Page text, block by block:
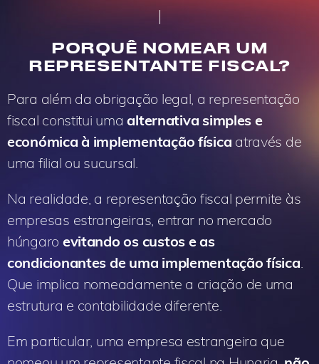
PORQUÊ NOMEAR UM
REPRESENTANTE FISCAL?
Para além da obrigação legal, a representação
fiscal constitui umaalternativa simples e
económica à implementação física através de
uma filial ou sucursal.
Na realidade, a representação fiscal permite às
empresas estrangeiras, entrar no mercado
húngaro evitando os custos e as
condicionantes de uma implementação física.
Que implica nomeadamente a criação de uma
estrutura e contabilidade diferente.
Em particular, uma empresa estrangeira que